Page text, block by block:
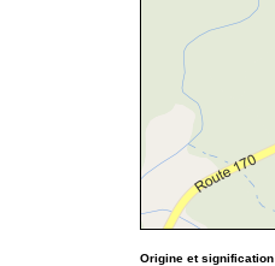
Origine et signification